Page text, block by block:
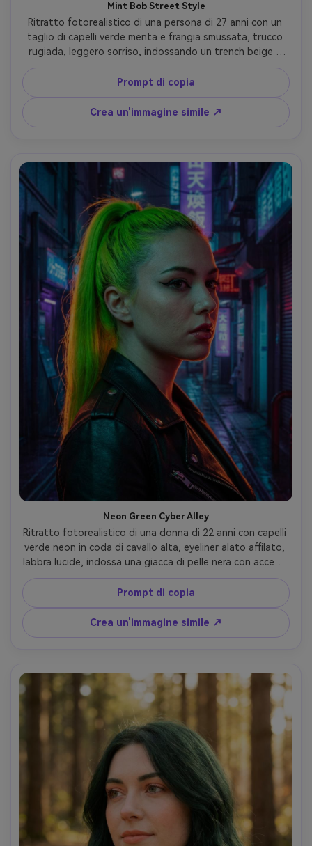
Mint Bob Street Style
Ritratto fotorealistico di una persona di 27 anni con un
taglio di capelli verde menta e frangia smussata, trucco
rugiada, leggero sorriso, indossando un trench beige e
maglietta bianca, marciapiede urbano dopo la pioggia
con riflessi sottili, luce morbida coperto, Leica SL2, 50mm
f/2, primo piano medio a livello degli occhi, sfondo bokeh,
umore di moda di strada moderna, ombre naturali, capelli
realistici volanti, dettagli nitidi, alta risoluzione- -ar 4:5
Prompt di copia
Crea un'immagine simile ↗
Neon Green Cyber Alley
Ritratto fotorealistico di una donna di 22 anni con capelli
verde neon in coda di cavallo alta, eyeliner alato affilato,
labbra lucide, indossa una giacca di pelle nera con accenti
metallici, vicolo futuristico con segnaletica olografica,
forte luce del cerchio e pratici colorati, Canon R5, 85mm
f/1.8, primo piano a tre quarti di angolo, contrasto
cinematografico, gradazione blu-magenta equilibrata per
mantenere la pelle naturale, pori dettagliati e texture dei
Prompt di copia
Crea un'immagine simile ↗